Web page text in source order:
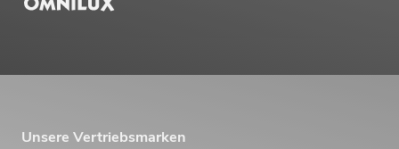
Unsere Vertriebsmarken